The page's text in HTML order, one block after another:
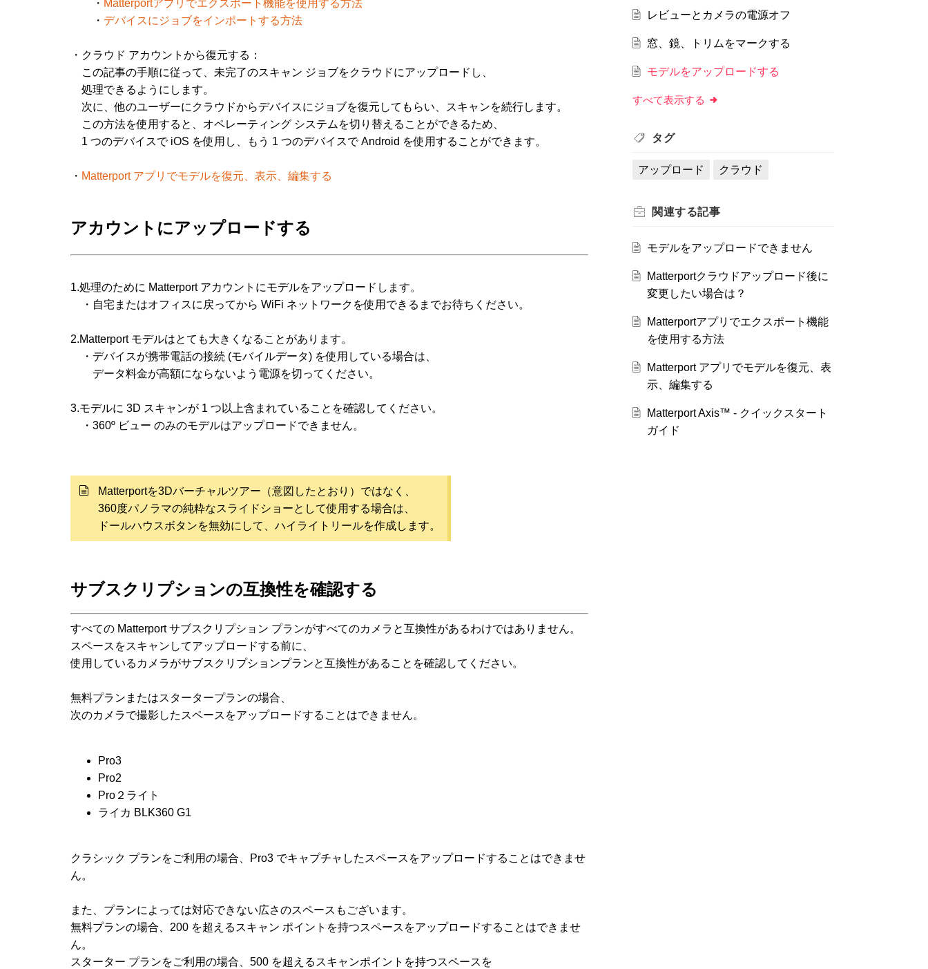
・ Matterportアプリでエクスポート機能を使用する方法
・ デバイスにジョブをインポートする方法
・クラウド アカウントから復元する：
この記事の手順に従って、未完了のスキャン ジョブをクラウドにアップロードし、
処理できるようにします。
次に、他のユーザーにクラウドからデバイスにジョブを復元してもらい、スキャンを続行します。
この方法を使用すると、オペレーティング システムを切り替えることができるため、
1 つのデバイスで iOS を使用し、もう 1 つのデバイスで Android を使用することができます。
・ Matterport アプリでモデルを復元、表示、編集する
アカウントにアップロードする
1.処理のために Matterport アカウントにモデルをアップロードします。
・自宅またはオフィスに戻ってから WiFi ネットワークを使用できるまでお待ちください。
2.Matterport モデルはとても大きくなることがあります。
・デバイスが携帯電話の接続 (モバイルデータ) を使用している場合は、
データ料金が高額にならないよう電源を切ってください。
3.モデルに 3D スキャンが 1 つ以上含まれていることを確認してください。
・360º ビュー のみのモデルはアップロードできません。
Matterportを3Dバーチャルツアー（意図したとおり）ではなく、
360度パノラマの純粋なスライドショーとして使用する場合は、
ドールハウスボタンを無効にして、ハイライトリールを作成します。
サブスクリプションの互換性を確認する
すべての Matterport サブスクリプション プランがすべてのカメラと互換性があるわけではありません。
スペースをスキャンしてアップロードする前に、
使用しているカメラがサブスクリプションプランと互換性があることを確認してください。
無料プランまたはスタータープランの場合、
次のカメラで撮影したスペースをアップロードすることはできません。
Pro3
Pro2
Pro２ライト
ライカ BLK360 G1
クラシック プランをご利用の場合、Pro3 でキャプチャしたスペースをアップロードすることはできませ
ん。
また、プランによっては対応できない広さのスペースもございます。
無料プランの場合、200 を超えるスキャン ポイントを持つスペースをアップロードすることはできませ
ん。
スターター プランをご利用の場合、500 を超えるスキャンポイントを持つスペースを
レビューとカメラの電源オフ
窓、鏡、トリムをマークする
モデルをアップロードする
すべて表示する
タグ
アップロード クラウド
関連する記事
モデルをアップロードできません
Matterportクラウドアップロード後に
変更したい場合は？
Matterportアプリでエクスポート機能
を使用する方法
Matterport アプリでモデルを復元、表
示、編集する
Matterport Axis™ - クイックスタート
ガイド